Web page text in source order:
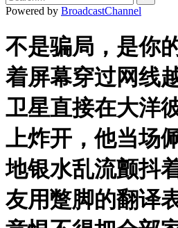
Powered by BroadcastChannel
不是骗局，是你
着屏幕穿过网线
卫星直接在大洋
上炸开，他当场
地银水乱流颤抖
友用蹩脚的翻译